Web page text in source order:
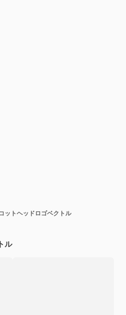
ットヘッドロゴベクトル
ル